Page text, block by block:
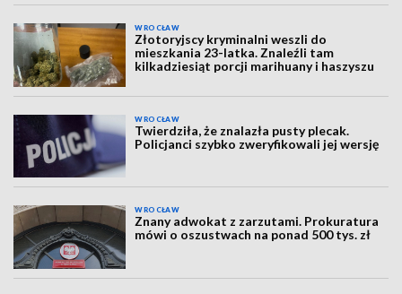
WROCŁAW
Złotoryjscy kryminalni weszli do
mieszkania 23-latka. Znaleźli tam
kilkadziesiąt porcji marihuany i haszyszu
WROCŁAW
Twierdziła, że znalazła pusty plecak.
Policjanci szybko zweryfikowali jej wersję
WROCŁAW
Znany adwokat z zarzutami. Prokuratura
mówi o oszustwach na ponad 500 tys. zł